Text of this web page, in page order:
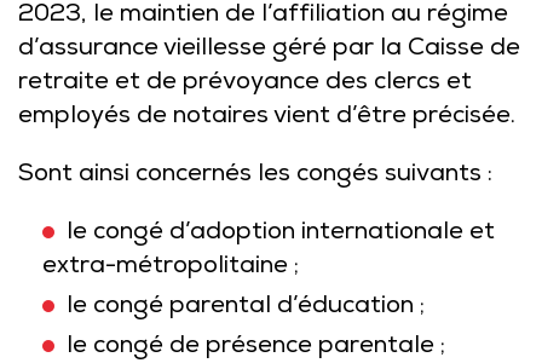
2023, le maintien de l’affiliation au régime
d’assurance vieillesse géré par la Caisse de
retraite et de prévoyance des clercs et
employés de notaires vient d’être précisée.
Sont ainsi concernés les congés suivants :
le congé d’adoption internationale et
extra-métropolitaine ;
le congé parental d’éducation ;
le congé de présence parentale ;